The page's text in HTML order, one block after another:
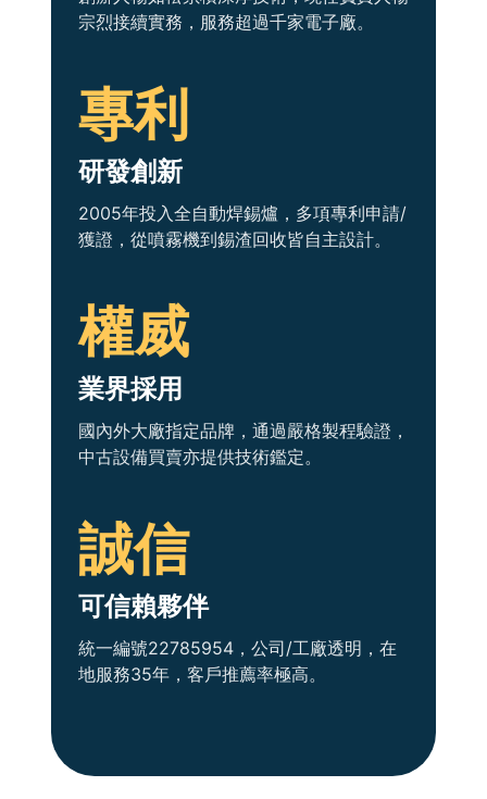
宗烈接續實務，服務超過千家電子廠。
專利
研發創新
2005年投入全自動焊錫爐，多項專利申請/
獲證，從噴霧機到錫渣回收皆自主設計。
權威
業界採用
國內外大廠指定品牌，通過嚴格製程驗證，
中古設備買賣亦提供技術鑑定。
誠信
可信賴夥伴
統一編號22785954，公司/工廠透明，在
地服務35年，客戶推薦率極高。